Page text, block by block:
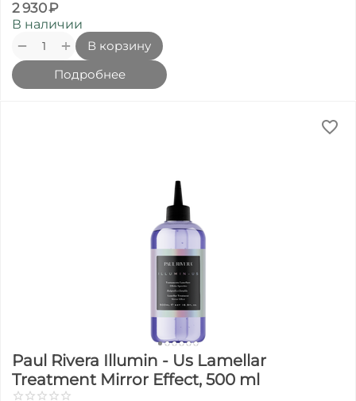
2 930₽
В наличии
+
−
В корзину
Подробнее
Paul Rivera Illumin - Us Lamellar
Treatment Mirror Effect, 500 ml